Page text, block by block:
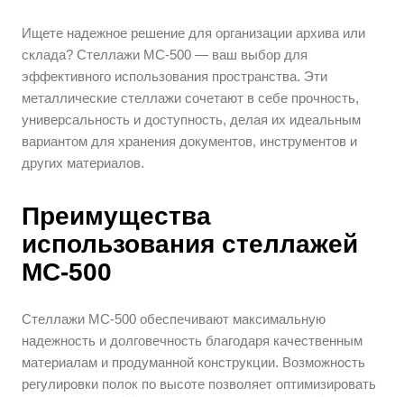
Ищете надежное решение для организации архива или
склада? Стеллажи МС-500 — ваш выбор для
эффективного использования пространства. Эти
металлические стеллажи сочетают в себе прочность,
универсальность и доступность, делая их идеальным
вариантом для хранения документов, инструментов и
других материалов.
Преимущества
использования стеллажей
МС-500
Стеллажи МС-500 обеспечивают максимальную
надежность и долговечность благодаря качественным
материалам и продуманной конструкции. Возможность
регулировки полок по высоте позволяет оптимизировать